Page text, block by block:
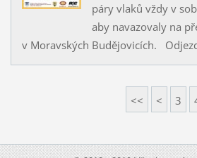
páry vlaků vždy v
aby navazovaly na
v Moravských Budějovicích.
<< < 3